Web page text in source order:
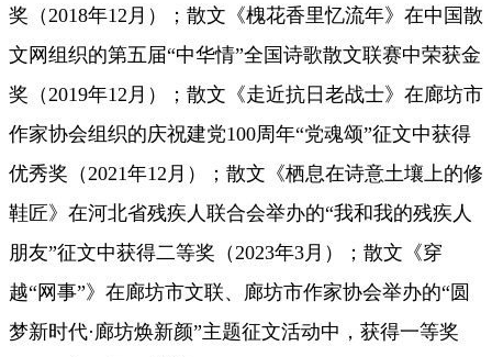
奖（2018年12月）；散文《槐花香里忆流年》在中国散
文网组织的第五届“中华情”全国诗歌散文联赛中荣获金
奖（2019年12月）；散文《走近抗日老战士》在廊坊市
作家协会组织的庆祝建党100周年“党魂颂”征文中获得
优秀奖（2021年12月）；散文《栖息在诗意土壤上的修
鞋匠》在河北省残疾人联合会举办的“我和我的残疾人
朋友”征文中获得二等奖（2023年3月）；散文《穿
越“网事”》在廊坊市文联、廊坊市作家协会举办的“圆
梦新时代·廊坊焕新颜”主题征文活动中，获得一等奖